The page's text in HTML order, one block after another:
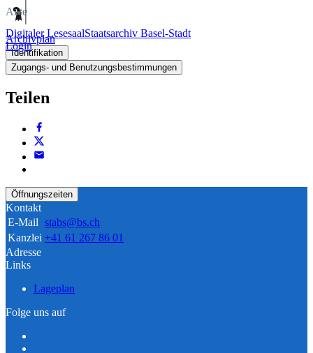
Digitaler LesesaalStaatsarchiv Basel-Stadt
Login
Akte
Archivplan
Identifikation
Zugangs- und Benutzungsbestimmungen
Teilen
Öffnungszeiten
Kontakt
E-Mail stabs@bs.ch
Kanzlei +41 61 267 86 01
Adresse
Links
Lageplan
Folge uns auf